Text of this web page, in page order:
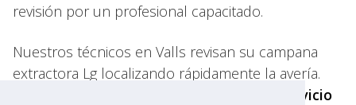
revisión por un profesional capacitado.
Nuestros técnicos en Valls revisan su campana
extractora Lg localizando rápidamente la avería.
servicio